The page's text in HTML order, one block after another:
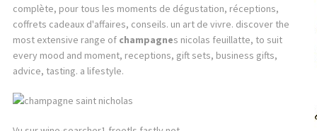
complète, pour tous les moments de dégustation, réceptions,
coffrets cadeaux d'affaires, conseils. un art de vivre. discover the
most extensive range of champagnes nicolas feuillatte, to suit
every mood and moment, receptions, gift sets, business gifts,
advice, tasting. a lifestyle.